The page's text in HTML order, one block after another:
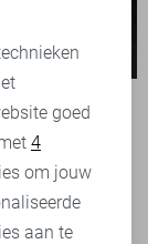
goed
4
om jouw
aan te